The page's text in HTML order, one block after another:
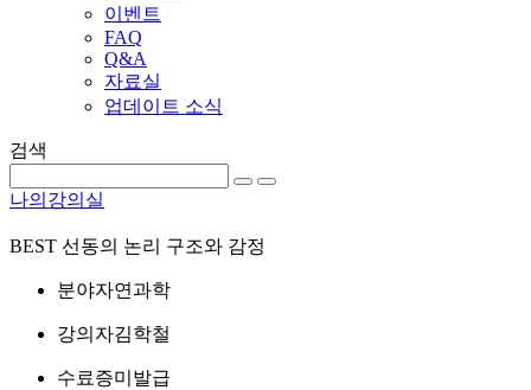
이벤트
FAQ
Q&A
자료실
업데이트 소식
검색
나의강의실
BEST 선동의 논리 구조와 감정
분야자연과학
강의자김학철
수료증미발급